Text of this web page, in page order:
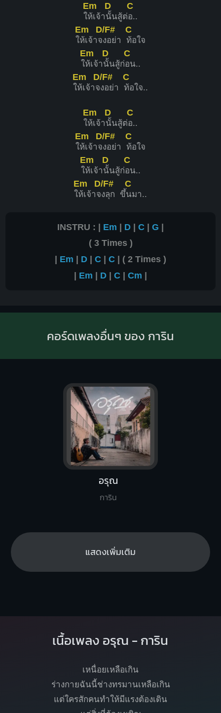
ใ
Em
ห้เจ้า
D
นั้นสู้ต่
C
อ..
ใ
Em
ห้เจ้าจ
D/F#
งอย่า
C
ท้อใจ
ใ
Em
ห้เจ้า
D
นั้นสู้ก่
C
อน..
ใ
Em
ห้เจ้าจ
D/F#
งอย่า
C
ท้อใจ..
ใ
Em
ห้เจ้า
D
นั้นสู้ต่
C
อ..
ใ
Em
ห้เจ้าจ
D/F#
งอย่า
C
ท้อใจ
ใ
Em
ห้เจ้า
D
นั้นสู้ก่
C
อน..
ใ
Em
ห้เจ้าจ
D/F#
งลุก ขึ้
C
นมา..
INSTRU : | Em | D | C | G |
( 3 Times )
| Em | D | C | C | ( 2 Times )
| Em | D | C | Cm |
คอร์ดเพลงอื่นๆ ของ การิน
อรุณ
การิน
แสดงเพิ่มเติม
เนื้อเพลง อรุณ - การิน
เหนื่อยเหลือเกิน
ร่างกายฉันนี้ช่างทรมานเหลือเกิน
แต่ใครสักคนทำให้มีแรงต้องเดิน